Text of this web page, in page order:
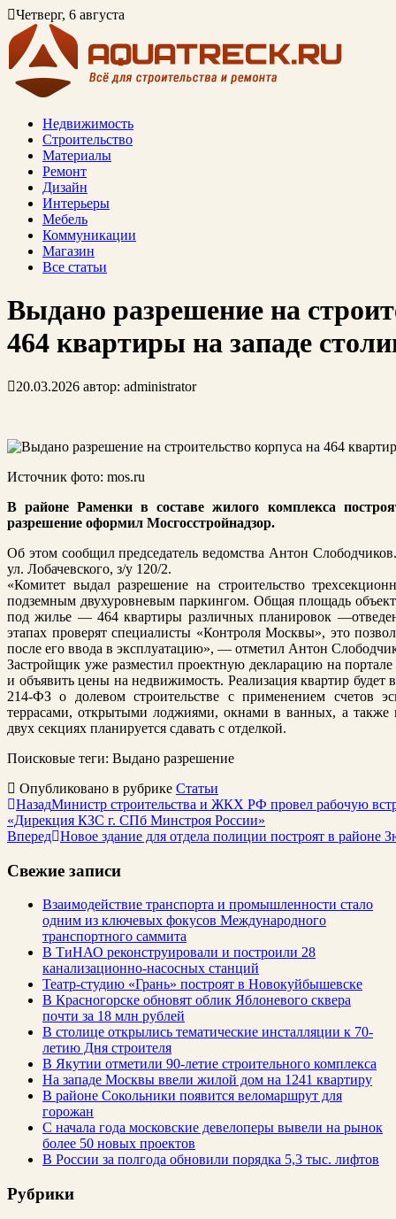
Четверг, 6 августа
Недвижимость
Строительство
Материалы
Ремонт
Дизайн
Интерьеры
Мебель
Коммуникации
Магазин
Все статьи
Выдано разрешение на
464 квартиры на западе
20.03.2026 автор: administrator
Источник фото: mos.ru
В районе Раменки в составе жилого комплекса
разрешение оформил Мосгосстройнадзор.
Об этом сообщил председатель ведомства Антон
ул. Лобачевского, з/у 120/2.
«Комитет выдал разрешение на строительство
подземным двухуровневым паркингом. Общая площадь
под жилье — 464 квартиры различных планировок
этапах проверят специалисты «Контроля Москвы», это
после его ввода в эксплуатацию», — отметил Антон
Застройщик уже разместил проектную декларацию на
и объявить цены на недвижимость. Реализация квартир будет
214-ФЗ о долевом строительстве с применением счетов
террасами, открытыми лоджиями, окнами в ванных, а также
двух секциях планируется сдавать с отделкой.
Поисковые теги: Выдано разрешение
Опубликовано в рубрике Статьи
НазадМинистр строительства и ЖКХ РФ провел рабочую
«Дирекция КЗС г. СПб Минстроя России»
Вперед Новое здание для отдела полиции построят в районе
Свежие записи
Взаимодействие транспорта и промышленности стало
одним из ключевых фокусов Международного
транспортного саммита
В ТиНАО реконструировали и построили 28
канализационно-насосных станций
Театр-студию «Грань» построят в Новокуйбышевске
В Красногорске обновят облик Яблоневого сквера
почти за 18 млн рублей
В столице открылись тематические инсталляции к 70-
летию Дня строителя
В Якутии отметили 90-летие строительного комплекса
На западе Москвы ввели жилой дом на 1241 квартиру
В районе Сокольники появится веломаршрут для
горожан
С начала года московские девелоперы вывели на рынок
более 50 новых проектов
В России за полгода обновили порядка 5,3 тыс. лифтов
Рубрики